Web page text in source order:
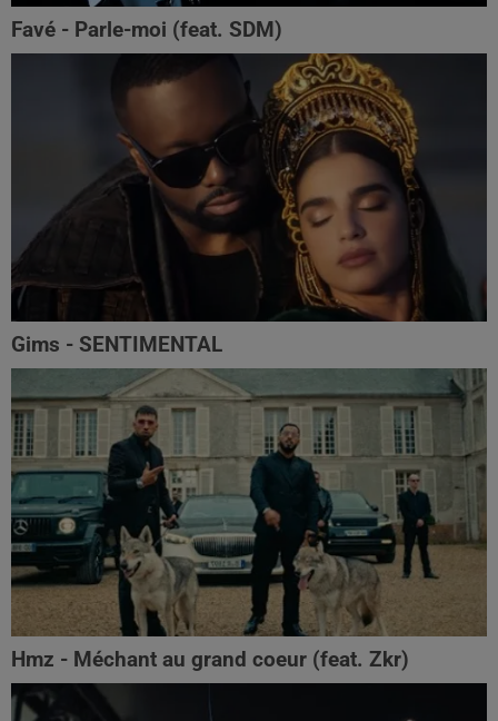
Favé - Parle-moi (feat. SDM)
Gims - SENTIMENTAL
Hmz - Méchant au grand coeur (feat. Zkr)